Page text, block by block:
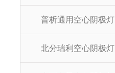
普析通用空心阴极灯
北分瑞利空心阴极灯